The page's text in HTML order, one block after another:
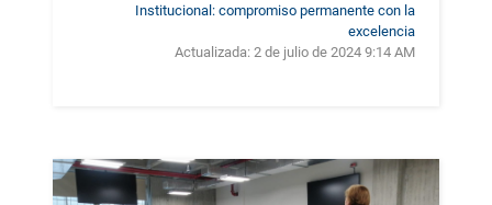
Institucional: compromiso permanente con la
excelencia
Actualizada: 2 de julio de 2024 9:14 AM